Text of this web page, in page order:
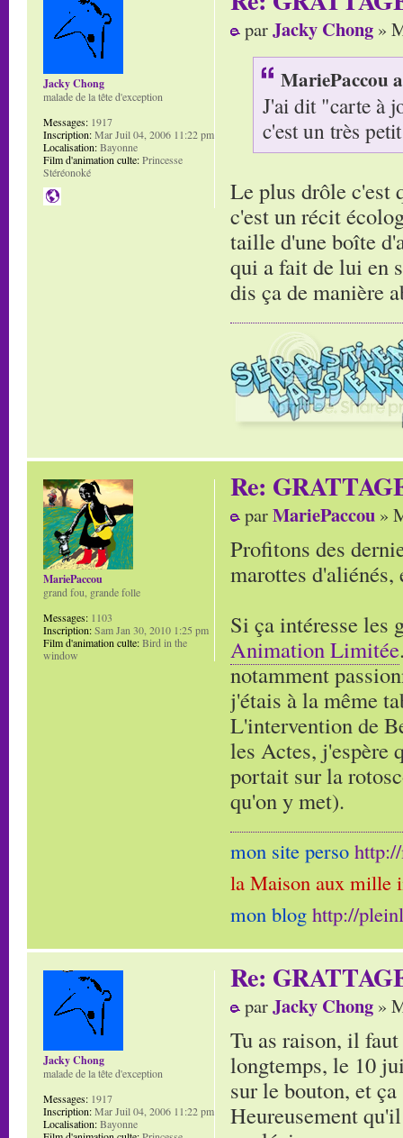
parJacky Chong »
MariePaccou
J'ai dit "carte à
c'est un très
Le plus drôle c'est
c'est un récit
taille d'une boîte
qui a fait de lui en
dis ça de manière
Jacky Chong
malade de la tête d'exception
Messages: 1917
Inscription:Mar Juil 04, 2006 11:22 pm
Localisation:Bayonne
Film d'animation culte:Princesse
Stéréonoké
Re:
parMariePaccou »
Profitons des
marottes
Si ça intéresse les
Animation Limitée
notamment
j'étais à la même
L'intervention de
les Actes, j'espère
portait sur la
qu'on y met).
mon site perso
la Maison aux mille
mon blog http://
MariePaccou
grand fou, grande folle
Messages: 1103
Inscription:Sam Jan 30, 2010 1:25 pm
Film d'animation culte:Bird in the
window
Re:
parJacky Chong »
Tu as raison, il
longtemps, le 10
sur le bouton, et
Heureusement
Jacky Chong
malade de la tête d'exception
Messages: 1917
Inscription:Mar Juil 04, 2006 11:22 pm
Localisation:Bayonne